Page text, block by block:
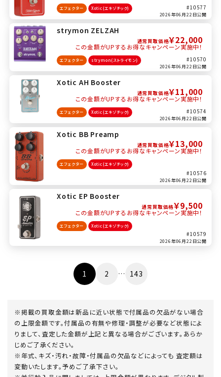
#10577
エフェクター Xotic(エキゾチック)
2026年06月22日公開
strymon ZELZAH
#10570
通常買取価格￥22,000
この金額がUPするお得なキャンペーン実施中！
エフェクター strymon(ストライモン)
2026年06月22日公開
Xotic AH Booster
#10574
通常買取価格￥11,000
この金額がUPするお得なキャンペーン実施中！
エフェクター Xotic(エキゾチック)
2026年06月22日公開
Xotic BB Preamp
#10576
通常買取価格￥13,000
この金額がUPするお得なキャンペーン実施中！
エフェクター Xotic(エキゾチック)
2026年06月22日公開
Xotic EP Booster
#10579
通常買取価格￥9,500
この金額がUPするお得なキャンペーン実施中！
エフェクター Xotic(エキゾチック)
2026年06月22日公開
の
ペ
ー
ジ
1 2 … 143
※掲載の買取金額は新品に近い状態で付属品の欠品がない場合
の上限金額です。付属品の有無や修理・調整が必要など状態によ
りまして、査定した金額が上記と異なる場合がございます。あらか
じめご了承ください。
※年式、キズ・汚れ・故障・付属品の欠品などによっても 査定額は
変動いたします。予めご了承下さい。